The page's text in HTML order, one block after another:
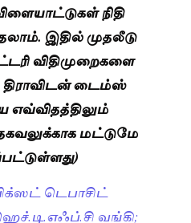
நிதி
இதில் முதலீடு
விதிமுறைகளை
திராவிடன் டைம்ஸ்
மட்டுமே
டெபாசிட்
வங்கி;